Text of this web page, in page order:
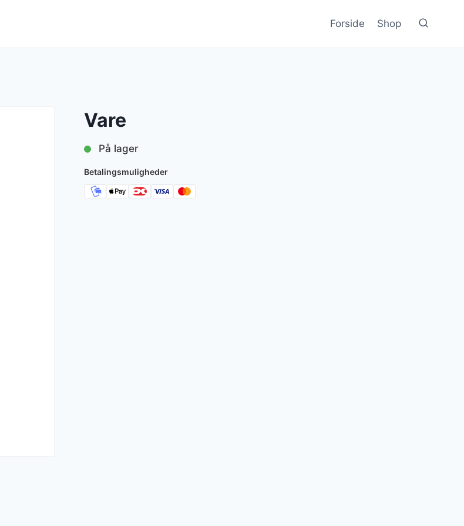
Forside Shop
Vare
På lager
Betalingsmuligheder